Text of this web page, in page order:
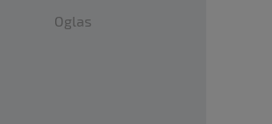
Oglas